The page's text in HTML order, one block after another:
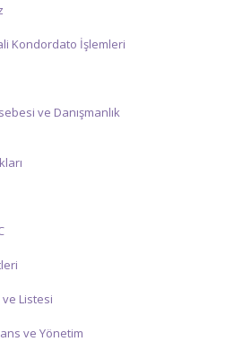
Kondordato İşlemleri
ve Danışmanlık
ve Listesi
ve Yönetim